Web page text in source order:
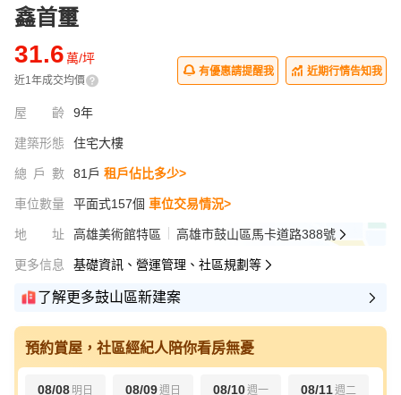
鑫首璽
31.6萬/坪
近1年成交均價
有優惠請提醒我 近期行情告知我
屋齡 9年
建築形態 住宅大樓
總戶數 81戶 租戶佔比多少>
車位數量 平面式157個 車位交易情況>
地址 高雄美術館特區 高雄市鼓山區馬卡道路388號
更多信息 基礎資訊、營運管理、社區規劃等
了解更多鼓山區新建案
預約賞屋，社區經紀人陪你看房無憂
08/08 明日 08/09週日 08/10週一 08/11週二